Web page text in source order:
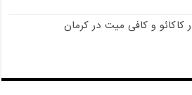
کاکائو و کافی میت در کرمان